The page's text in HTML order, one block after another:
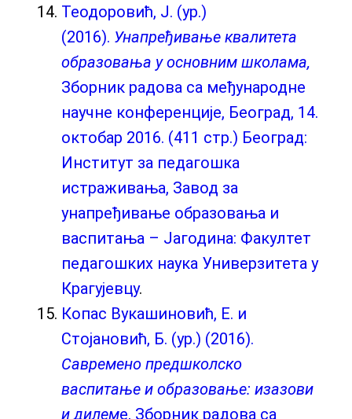
Теодоровић, Ј. (ур.)
(2016). Унапређивање квалитета
образовања у основним школама,
Зборник радова са међународне
научне конференције, Београд, 14.
октобар 2016. (411 стр.) Београд:
Институт за педагошка
истраживања, Завод за
унапређивање образовања и
васпитања – Јагодина: Факултет
педагошких наука Универзитета у
Крагујевцу.
Копас Вукашиновић, Е. и
Стојановић, Б. (ур.) (2016).
Савремено предшколско
васпитање и образовање: изазови
и дилеме, Зборник радова са